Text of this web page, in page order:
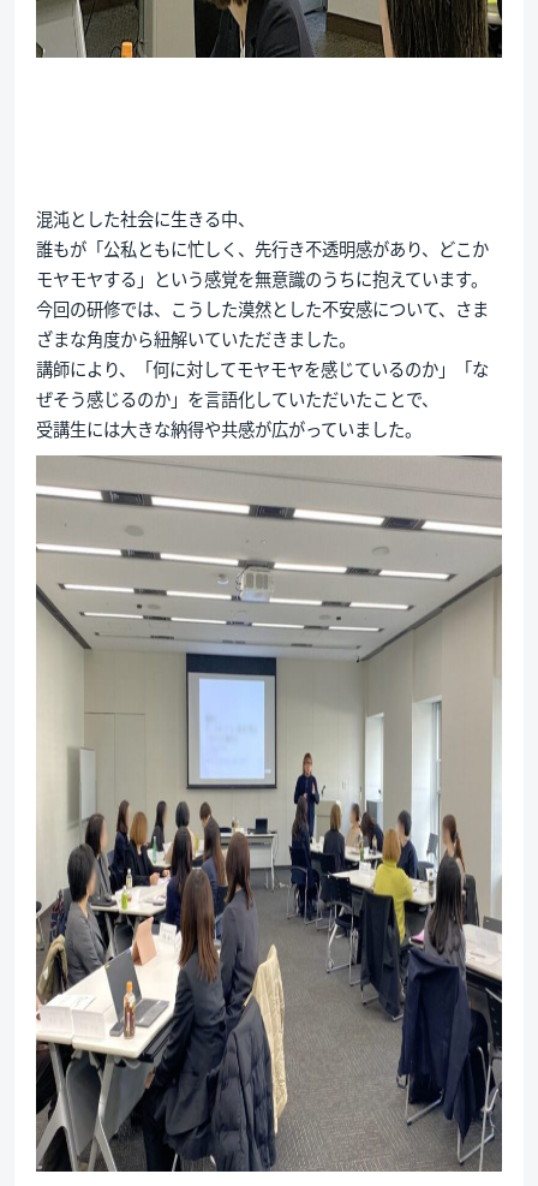
混沌とした社会に生きる中、
誰もが「公私ともに忙しく、先行き不透明感があり、どこか
モヤモヤする」という感覚を無意識のうちに抱えています。
今回の研修では、こうした漠然とした不安感について、さま
ざまな角度から紐解いていただきました。
講師により、「何に対してモヤモヤを感じているのか」「な
ぜそう感じるのか」を言語化していただいたことで、
受講生には大きな納得や共感が広がっていました。